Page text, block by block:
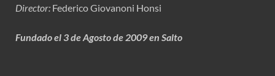
Director: Federico Giovanoni Honsi
Fundado el 3 de Agosto de 2009 en Salto